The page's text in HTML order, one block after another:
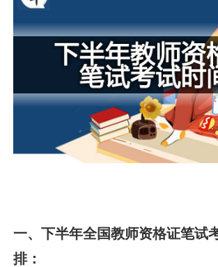
一、下半年全国教师资格证笔试
排：